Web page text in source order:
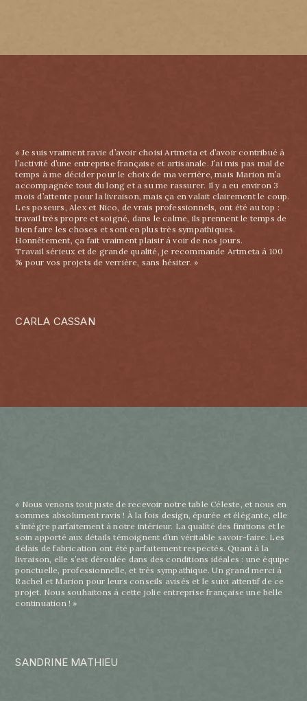
« Je suis vraiment ravie d’avoir choisi Artmeta et d’avoir contribué à
l’activité d’une entreprise française et artisanale. J’ai mis pas mal de
temps à me décider pour le choix de ma verrière, mais Marion m’a
accompagnée tout du long et a su me rassurer. Il y a eu environ 3
mois d’attente pour la livraison, mais ça en valait clairement le coup.
Les poseurs, Alex et Nico, de vrais professionnels, ont été au top :
travail très propre et soigné, dans le calme, ils prennent le temps de
bien faire les choses et sont en plus très sympathiques.
Honnêtement, ça fait vraiment plaisir à voir de nos jours.
Travail sérieux et de grande qualité, je recommande Artmeta à 100
% pour vos projets de verrière, sans hésiter. »
CARLA CASSAN
« Nous venons tout juste de recevoir notre table Céleste, et nous en
sommes absolument ravis ! À la fois design, épurée et élégante, elle
s’intègre parfaitement à notre intérieur. La qualité des finitions et le
soin apporté aux détails témoignent d’un véritable savoir-faire. Les
délais de fabrication ont été parfaitement respectés. Quant à la
livraison, elle s’est déroulée dans des conditions idéales : une équipe
ponctuelle, professionnelle, et très sympathique. Un grand merci à
Rachel et Marion pour leurs conseils avisés et le suivi attentif de ce
projet. Nous souhaitons à cette jolie entreprise française une belle
continuation ! »
SANDRINE MATHIEU